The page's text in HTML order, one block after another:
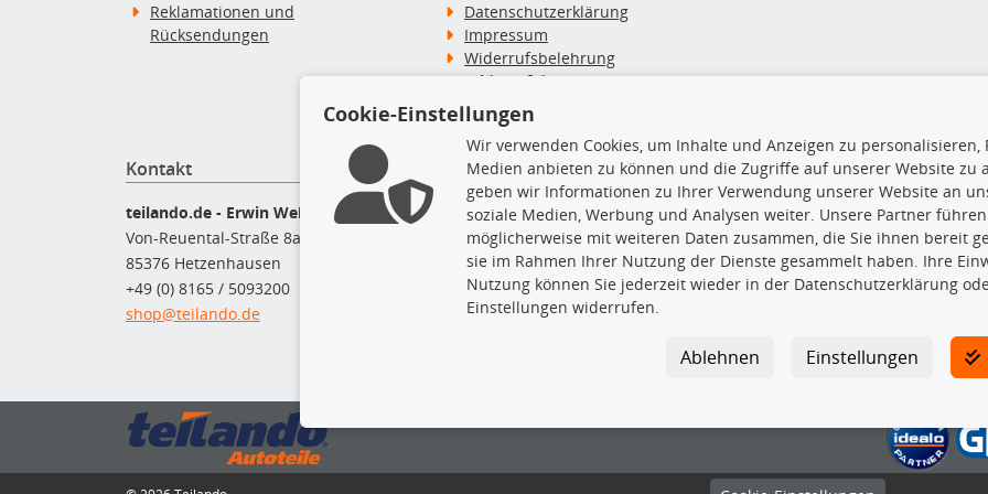
Reklamationen und
Rücksendungen
Datenschutzerklärung
Impressum
Widerrufsbelehrung
Widerruf des Vertrags
Zahlung & Versand
Kontakt
teilando.de - Erwin Weber GmbH
Von-Reuental-Straße 8a
85376 Hetzenhausen
+49 (0) 8165 / 5093200
shop@teilando.de
Top Produkte
Beleuchtung
Bremsbeläge
Bremsscheiben
Kupplungssatz
Querlenker
TecDoc Inside
Die hier angezeigten Daten
Es ist zu unterlassen, die Daten
TecDoc zu vervielfältigen, zu
lassen. Ein Zuwiderhandeln stellt
Bitte prüfen Sie, ob das über
gesuchten Ersatzteil entspricht.
Gegebenenfalls sind ergänzende
gewählte Ersatzteil auch in das
Cookie-Einstellungen
Wir verwenden Cookies, um Inhalte und Anzeigen zu
Medien anbieten zu können und die Zugriffe auf unserer Website zu
geben wir Informationen zu Ihrer Verwendung unserer Website an
soziale Medien, Werbung und Analysen weiter. Unsere Partner
möglicherweise mit weiteren Daten zusammen, die Sie ihnen bereit
sie im Rahmen Ihrer Nutzung der Dienste gesammelt haben. Ihre
Nutzung können Sie jederzeit wieder in der Datenschutzerklärung
Einstellungen widerrufen.
Einstellungen
Ablehnen